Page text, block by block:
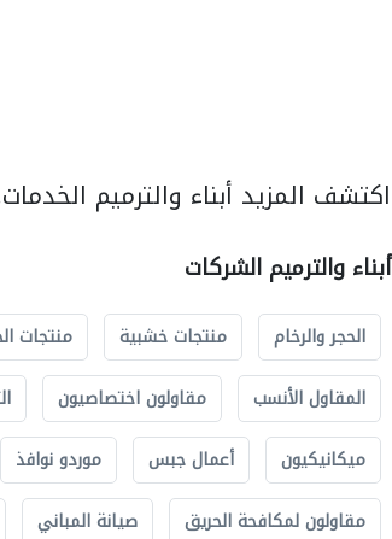
اكتشف المزيد أبناء والترميم
أبناء والترميم الشركات
الحجر والرخام منتجات خشبية منتجات
المقاول الأنسب
مقاولون اختصاصيون
ميكانيكيون
أعمال جبس موردو نوافذ
مقاولون لمكافحة الحريق
صيانة المباني